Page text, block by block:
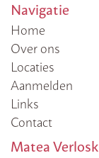
Navigatie
Home
Over ons
Locaties
Aanmelden
Links
Contact
Matea